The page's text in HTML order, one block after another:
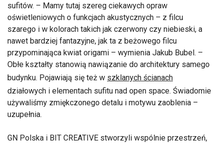
sufitów. – Mamy tutaj szereg ciekawych opraw
oświetleniowych o funkcjach akustycznych – z filcu
szarego i w kolorach takich jak czerwony czy niebieski, a
nawet bardziej fantazyjne, jak ta z beżowego filcu
przypominająca kwiat origami – wymienia Jakub Bubel. –
Obłe kształty stanowią nawiązanie do architektury samego
budynku. Pojawiają się też w szklanych ścianach
działowych i elementach sufitu nad open space. Świadomie
używaliśmy zmiękczonego detalu i motywu zaoblenia –
uzupełnia.
GN Polska i BIT CREATIVE stworzyli wspólnie przestrzeń,